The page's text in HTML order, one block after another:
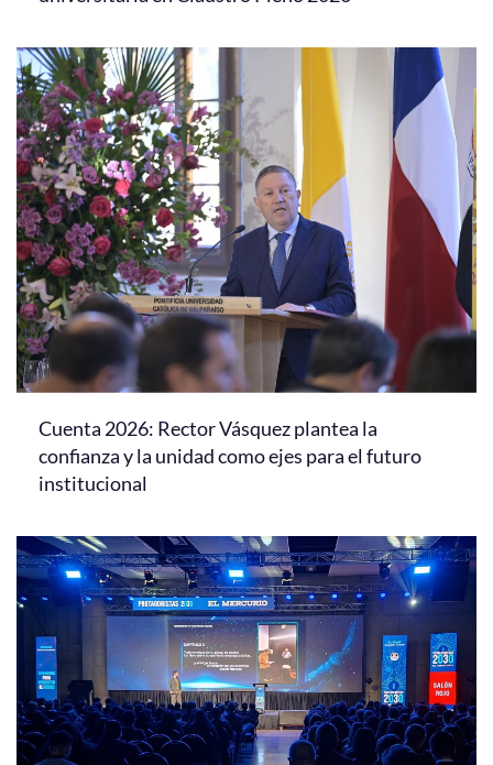
Cuenta 2026: Rector Vásquez plantea la
confianza y la unidad como ejes para el futuro
institucional